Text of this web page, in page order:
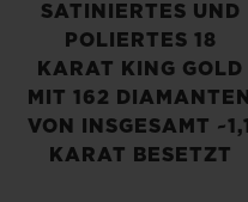
SATINIERTES UND
POLIERTES 18
KARAT KING GOLD
MIT 162 DIAMANTEN
VON INSGESAMT ~1,1
KARAT BESETZT